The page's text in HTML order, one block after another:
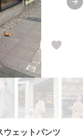
ウェットパンツ